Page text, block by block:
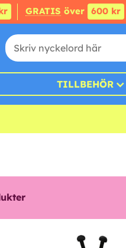
GRATIS över 600 kr
TILLBEHÖR